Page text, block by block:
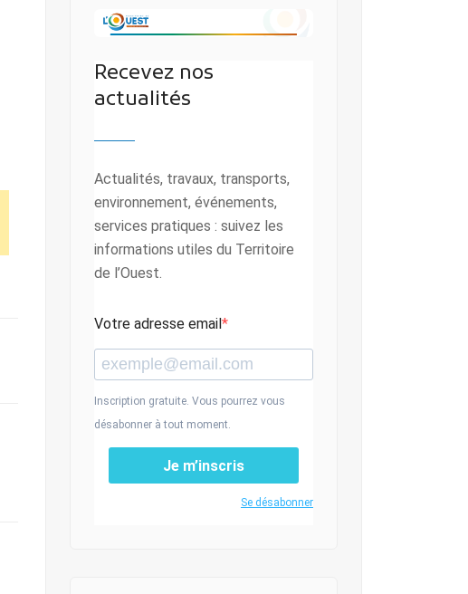
Recevez nos
actualités
Actualités, travaux, transports,
environnement, événements,
services pratiques : suivez les
informations utiles du Territoire
de l’Ouest.
Votre adresse email
Inscription gratuite. Vous pourrez vous
désabonner à tout moment.
Je m’inscris
Se désabonner